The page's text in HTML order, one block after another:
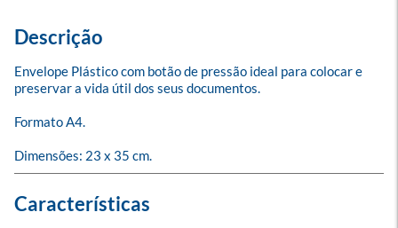
Descrição
Envelope Plástico com botão de pressão ideal para colocar e
preservar a vida útil dos seus documentos.
Formato A4.
Dimensões: 23 x 35 cm.